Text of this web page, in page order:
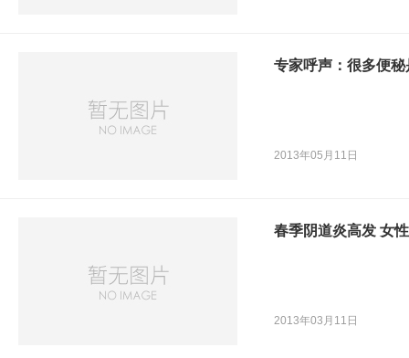
专家呼声：很多便秘
2013年05月11日
春季阴道炎高发 女
2013年03月11日